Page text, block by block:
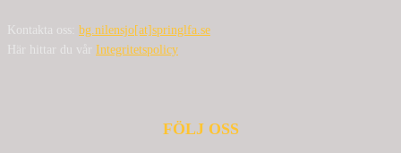
Kontakta oss: bg.nilensjo[at]springlfa.se
Här hittar du vår Integritetspolicy
FÖLJ OSS